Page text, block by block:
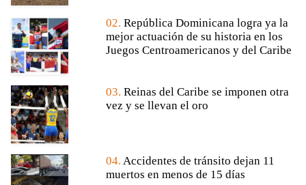
02. República Dominicana logra ya la
mejor actuación de su historia en los
Juegos Centroamericanos y del Caribe
03. Reinas del Caribe se imponen otra
vez y se llevan el oro
04. Accidentes de tránsito dejan 11
muertos en menos de 15 días